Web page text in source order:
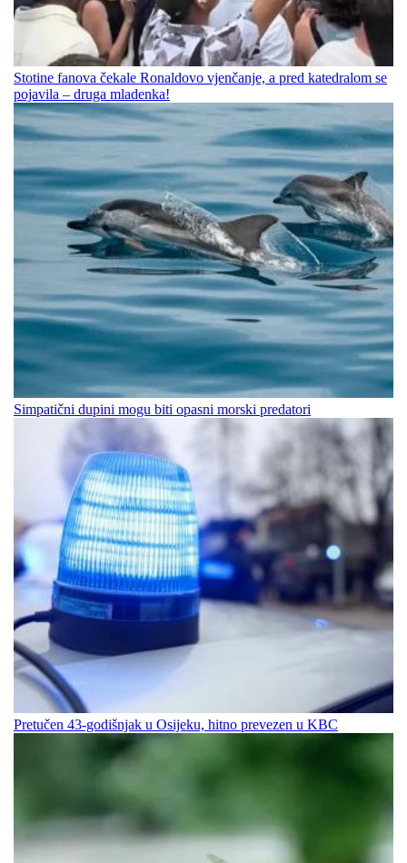
Stotine fanova čekale Ronaldovo vjenčanje, a pred katedralom se
pojavila – druga mladenka!
Simpatični dupini mogu biti opasni morski predatori
Pretučen 43-godišnjak u Osijeku, hitno prevezen u KBC